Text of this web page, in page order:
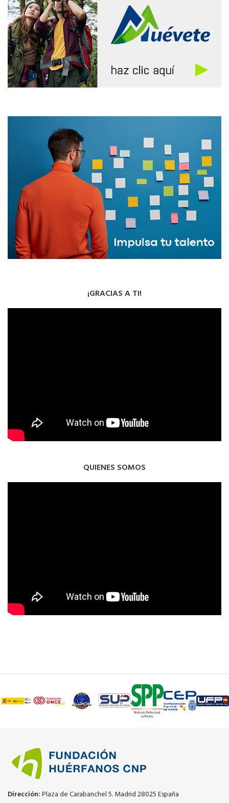
¡GRACIAS A TI!
QUIENES SOMOS
Dirección:Plaza de Carabanchel 5. Madrid 28025 España